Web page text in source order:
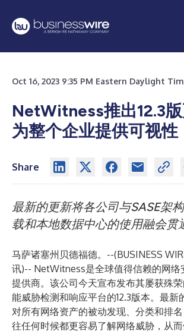
Oct 16, 2023 9:35 PM Eastern Daylight
NetWitness推出12.3
为整个企业提供可视性
Share
最新的更新将各公司与SASE架
载和本地数据中心的使用融会贯
马萨诸塞州贝德福德。--(BUSINESS
讯)-- NetWitness是全球值得信赖的网络
提供商。该公司今天宣布发布其屡获殊
能威胁检测和响应平台的12.3版本。最新
对所有网络资产的被动发现、分类和排
往任何时候都更容易了解网络威胁，从